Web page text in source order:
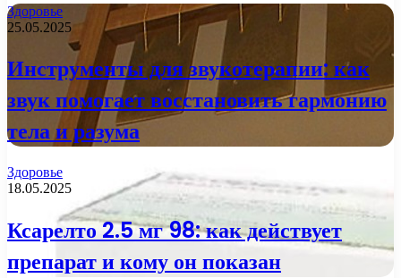
Здоровье
25.05.2025
Инструменты для звукотерапии: как
звук помогает восстановить гармонию
тела и разума
Здоровье
18.05.2025
Ксарелто 2.5 мг 98: как действует
препарат и кому он показан